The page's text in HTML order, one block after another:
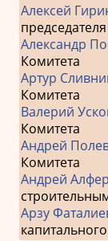
Алексей
Александр
Комитета
Артур
Комитета
Валерий
Комитета
Андрей
Комитета
Андрей
Арзу